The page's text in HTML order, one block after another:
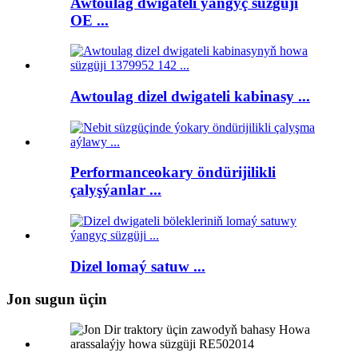
OE ...
Awtoulag dizel dwigateli kabinasy ...
Performanceokary öndürijilikli
çalyşýanlar ...
Dizel lomaý satuw ...
Jon sugun üçin